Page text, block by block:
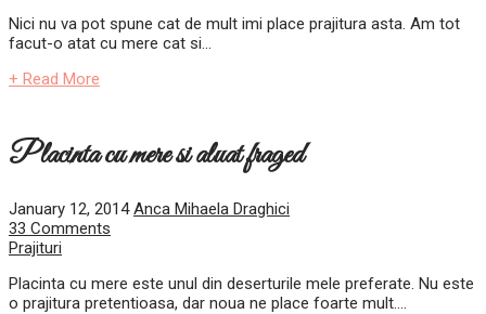
Nici nu va pot spune cat de mult imi place prajitura asta. Am tot
facut-o atat cu mere cat si...
+ Read More
Placinta cu mere si aluat fraged
January 12, 2014 Anca Mihaela Draghici
33 Comments
Prajituri
Placinta cu mere este unul din deserturile mele preferate. Nu este
o prajitura pretentioasa, dar noua ne place foarte mult....